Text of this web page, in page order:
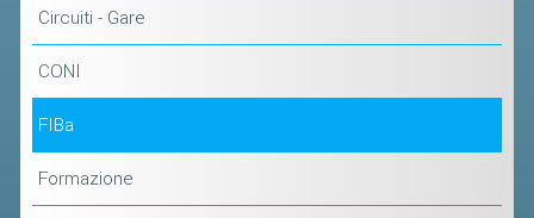
Circuiti - Gare
CONI
FIBa
Formazione
CAMPIONATI A SQUADRE